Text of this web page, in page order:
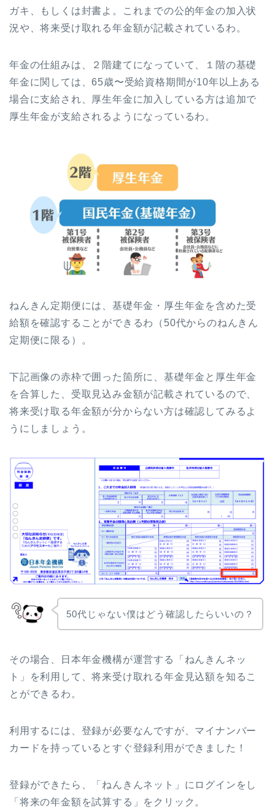
ガキ、もしくは封書よ。これまでの公的年金の加入状
況や、将来受け取れる年金額が記載されているわ。
年金の仕組みは、２階建てになっていて、１階の基礎
年金に関しては、65歳〜受給資格期間が10年以上ある
場合に支給され、厚生年金に加入している方は追加で
厚生年金が支給されるようになっているわ。
ねんきん定期便には、基礎年金・厚生年金を含めた受
給額を確認することができるわ（50代からのねんきん
定期便に限る）。
下記画像の赤枠で囲った箇所に、基礎年金と厚生年金
を合算した、受取見込み金額が記載されているので、
将来受け取る年金額が分からない方は確認してみるよ
うにしましょう。
50代じゃない僕はどう確認したらいいの？
その場合、日本年金機構が運営する「ねんきんネッ
ト」を利用して、将来受け取れる年金見込額を知るこ
とができるわ。
利用するには、登録が必要なんですが、マイナンバー
カードを持っているとすぐ登録利用ができました！
登録ができたら、「ねんきんネット」にログインをし
「将来の年金額を試算する」をクリック。